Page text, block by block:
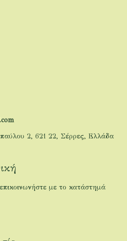
2, 621 22, Σέρρες, Ελλάδα
με το κατάστημά